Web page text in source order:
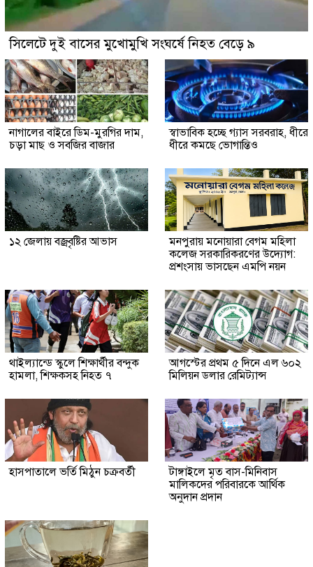
সিলেটে দুই বাসের মুখোমুখি সংঘর্ষে নিহত বেড়ে ৯
নাগালের বাইরে ডিম-মুরগির দাম,
চড়া মাছ ও সবজির বাজার
স্বাভাবিক হচ্ছে গ্যাস সরবরাহ, ধীরে
ধীরে কমছে ভোগান্তিও
১২ জেলায় বজ্রবৃষ্টির আভাস
মনপুরায় মনোয়ারা বেগম মহিলা
কলেজ সরকারিকরণের উদ্যোগ:
প্রশংসায় ভাসছেন এমপি নয়ন
থাইল্যান্ডে স্কুলে শিক্ষার্থীর বন্দুক
হামলা, শিক্ষকসহ নিহত ৭
আগস্টের প্রথম ৫ দিনে এল ৬০২
মিলিয়ন ডলার রেমিট্যান্স
হাসপাতালে ভর্তি মিঠুন চক্রবর্তী
টাঙ্গাইলে মৃত বাস-মিনিবাস
মালিকদের পরিবারকে আর্থিক
অনুদান প্রদান